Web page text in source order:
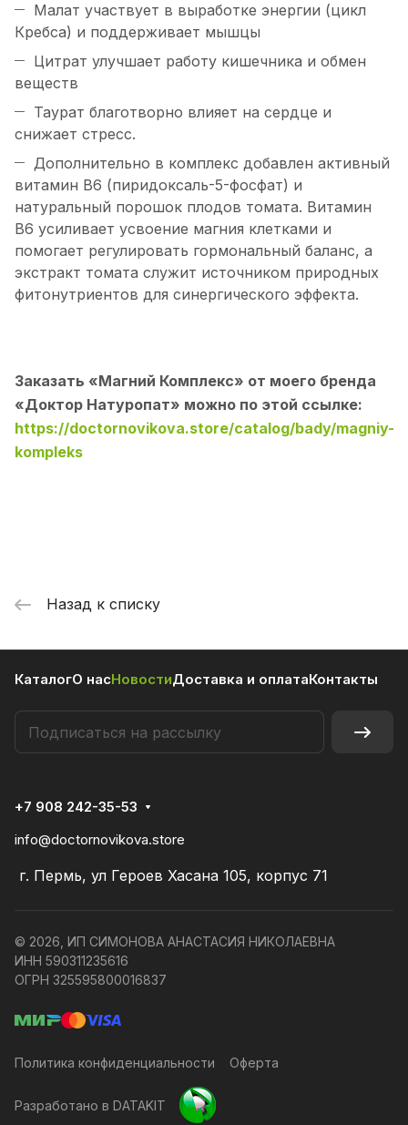
Малат участвует в выработке энергии (цикл
Кребса) и поддерживает мышцы
Цитрат улучшает работу кишечника и обмен
веществ
Таурат благотворно влияет на сердце и
снижает стресс.
Дополнительно в комплекс добавлен активный
витамин B6 (пиридоксаль-5-фосфат) и
натуральный порошок плодов томата. Витамин
B6 усиливает усвоение магния клетками и
помогает регулировать гормональный баланс, а
экстракт томата служит источником природных
фитонутриентов для синергического эффекта.
Заказать «Магний Комплекс» от моего бренда
«Доктор Натуропат» можно по этой ссылке:
https://doctornovikova.store/catalog/bady/magniy-
kompleks
Назад к списку
КаталогО насНовостиДоставка и оплатаКонтакты
+7 908 242-35-53
info@doctornovikova.store
г. Пермь, ул Героев Хасана 105, корпус 71
© 2026, ИП СИМОНОВА АНАСТАСИЯ НИКОЛАЕВНА
ИНН 590311235616
ОГРН 325595800016837
Политика конфиденциальности Оферта
Разработано в DATAKIT